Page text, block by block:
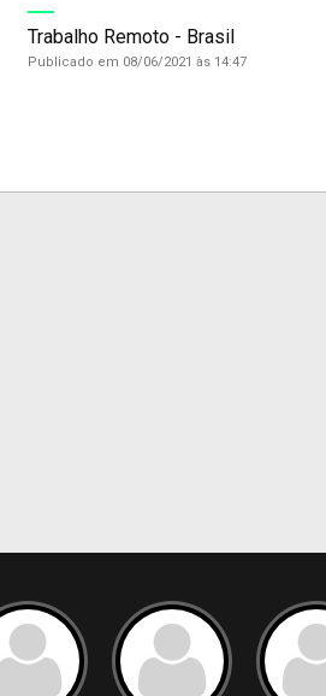
Trabalho Remoto - Brasil
Publicado em 08/06/2021 às 14:47